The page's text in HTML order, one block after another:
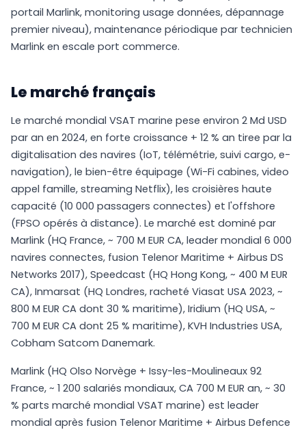
portail Marlink, monitoring usage données, dépannage
premier niveau), maintenance périodique par technicien
Marlink en escale port commerce.
Le marché français
Le marché mondial VSAT marine pese environ 2 Md USD
par an en 2024, en forte croissance + 12 % an tiree par la
digitalisation des navires (IoT, télémétrie, suivi cargo, e-
navigation), le bien-être équipage (Wi-Fi cabines, video
appel famille, streaming Netflix), les croisières haute
capacité (10 000 passagers connectes) et l'offshore
(FPSO opérés à distance). Le marché est dominé par
Marlink (HQ France, ~ 700 M EUR CA, leader mondial 6 000
navires connectes, fusion Telenor Maritime + Airbus DS
Networks 2017), Speedcast (HQ Hong Kong, ~ 400 M EUR
CA), Inmarsat (HQ Londres, racheté Viasat USA 2023, ~
800 M EUR CA dont 30 % maritime), Iridium (HQ USA, ~
700 M EUR CA dont 25 % maritime), KVH Industries USA,
Cobham Satcom Danemark.
Marlink (HQ Olso Norvège + Issy-les-Moulineaux 92
France, ~ 1 200 salariés mondiaux, CA 700 M EUR an, ~ 30
% parts marché mondial VSAT marine) est leader
mondial après fusion Telenor Maritime + Airbus Defence